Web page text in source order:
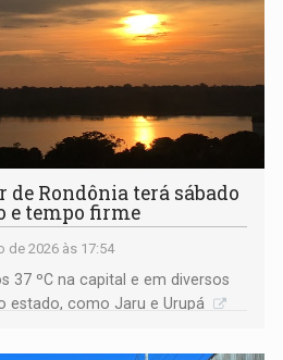
de Rondônia terá sábado
e tempo firme
de 2026 às 17:54
37 ºC na capital e em diversos
estado, como Jaru e Urupá